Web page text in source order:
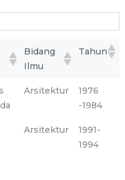
Bidang
Ilmu
Tahun
Arsitektur
1976
-1984
Arsitektur
1991-
1994